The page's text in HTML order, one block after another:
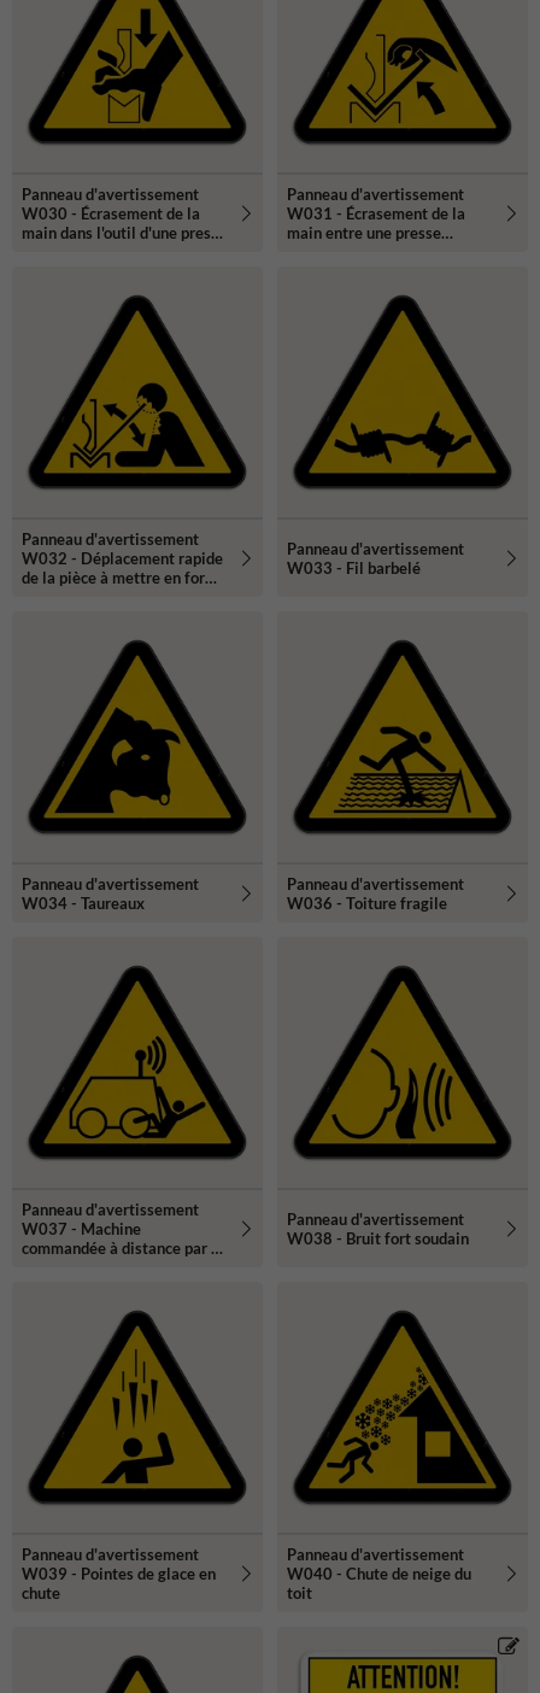
Panneau d'avertissement
W030 - Écrasement de la
main dans l'outil d'une presse
Panneau d'avertissement
W031 - Écrasement de la
main entre une presse
Panneau d'avertissement
W032 - Déplacement rapide
de la pièce à mettre en forme
Panneau d'avertissement
W033 - Fil barbelé
Panneau d'avertissement
W034 - Taureaux
Panneau d'avertissement
W036 - Toiture fragile
Panneau d'avertissement
W037 - Machine
commandée à distance par un
Panneau d'avertissement
W038 - Bruit fort soudain
Panneau d'avertissement
W039 - Pointes de glace en
chute
Panneau d'avertissement
W040 - Chute de neige du
toit